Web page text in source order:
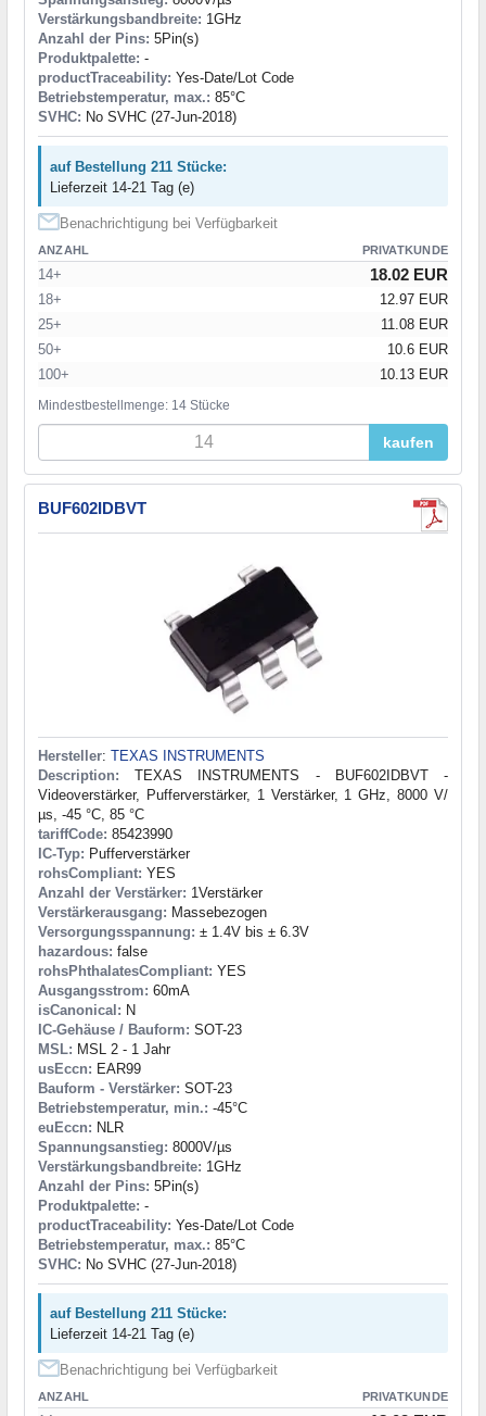
Verstärkungsbandbreite: 1GHz
Anzahl der Pins: 5Pin(s)
Produktpalette: -
productTraceability: Yes-Date/Lot Code
Betriebstemperatur, max.: 85°C
SVHC: No SVHC (27-Jun-2018)
auf Bestellung 211 Stücke:
Lieferzeit 14-21 Tag (e)
Benachrichtigung bei Verfügbarkeit
ANZAHL PRIVATKUNDE
14+ 18.02 EUR
18+
12.97 EUR
25+
11.08 EUR
50+
10.6 EUR
100+
10.13 EUR
Mindestbestellmenge: 14 Stücke
kaufen
BUF602IDBVT
Hersteller: TEXAS INSTRUMENTS
Description: TEXAS INSTRUMENTS - BUF602IDBVT -
Videoverstärker, Pufferverstärker, 1 Verstärker, 1 GHz, 8000 V/
µs, -45 °C, 85 °C
tariffCode: 85423990
IC-Typ: Pufferverstärker
rohsCompliant: YES
Anzahl der Verstärker: 1Verstärker
Verstärkerausgang: Massebezogen
Versorgungsspannung: ± 1.4V bis ± 6.3V
hazardous: false
rohsPhthalatesCompliant: YES
Ausgangsstrom: 60mA
isCanonical: N
IC-Gehäuse / Bauform: SOT-23
MSL: MSL 2 - 1 Jahr
usEccn: EAR99
Bauform - Verstärker: SOT-23
Betriebstemperatur, min.: -45°C
euEccn: NLR
Spannungsanstieg: 8000V/µs
Verstärkungsbandbreite: 1GHz
Anzahl der Pins: 5Pin(s)
Produktpalette: -
productTraceability: Yes-Date/Lot Code
Betriebstemperatur, max.: 85°C
SVHC: No SVHC (27-Jun-2018)
auf Bestellung 211 Stücke:
Lieferzeit 14-21 Tag (e)
Benachrichtigung bei Verfügbarkeit
ANZAHL PRIVATKUNDE